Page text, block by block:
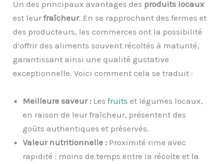
Un des principaux avantages des produits locaux
est leurfraîcheur. En se rapprochant des fermes et
des producteurs, les commerces ont la possibilité
d’offrir des aliments souvent récoltés à maturité,
garantissant ainsi une qualité gustative
exceptionnelle. Voici comment cela se traduit :
Meilleure saveur : Lesfruits et légumes locaux,
en raison de leur fraîcheur, présentent des
goûts authentiques et préservés.
Valeur nutritionnelle : Proximité rime avec
rapidité : moins de temps entre la récolte et la